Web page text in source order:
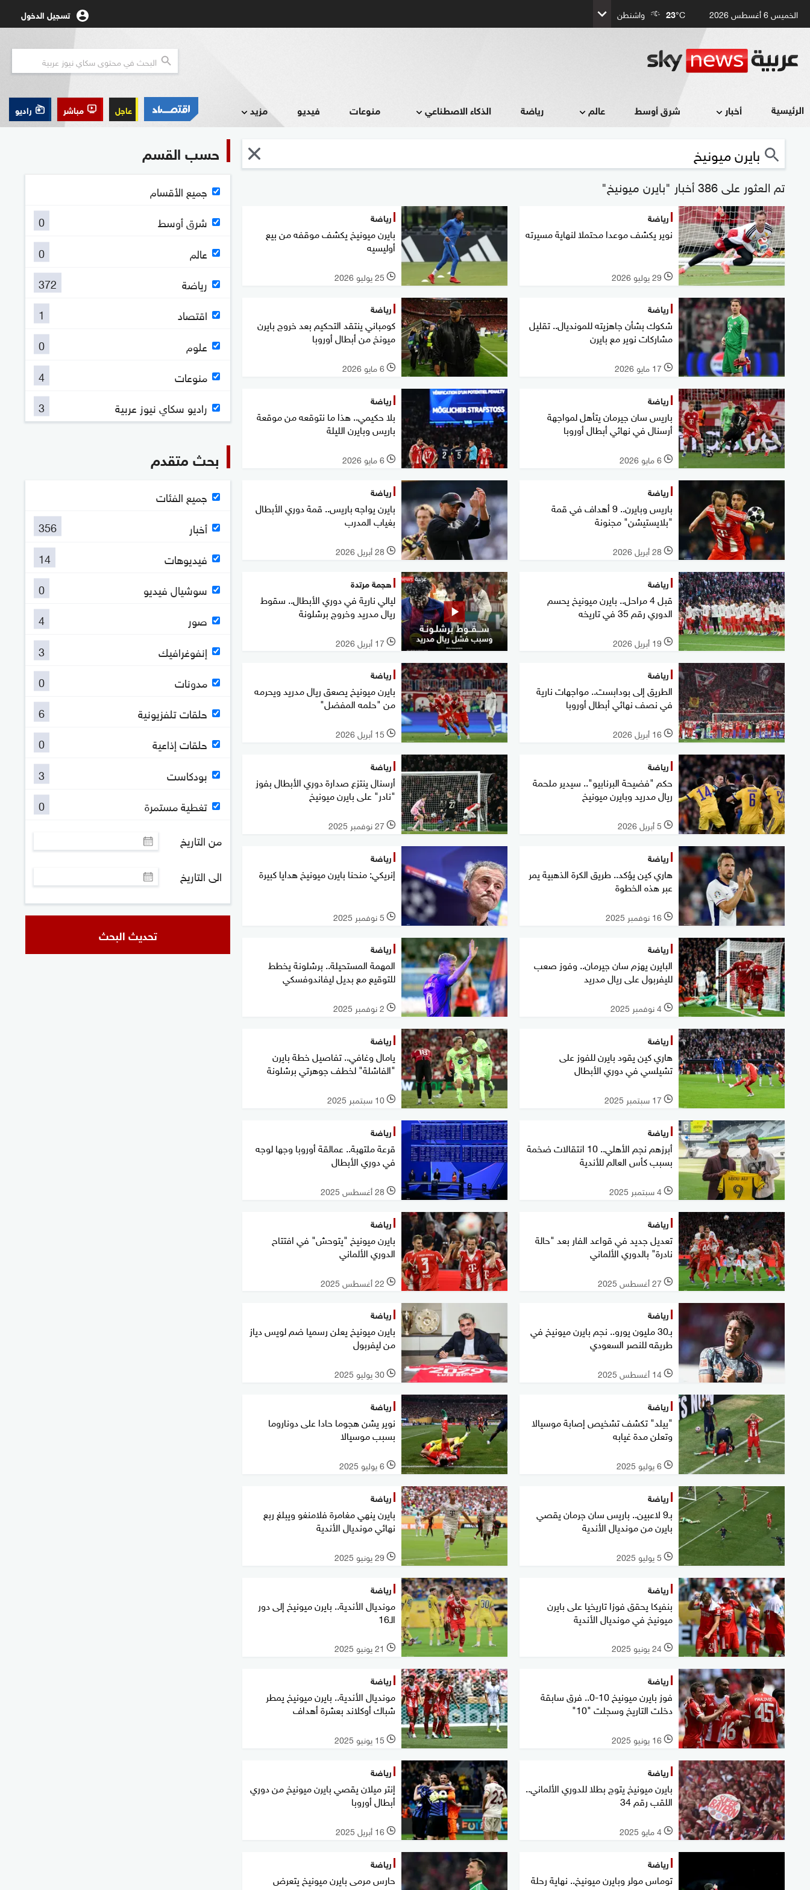
الخميس 6 أغسطس 2026 23°C واشنطن تسجيل الدخول
الرئيسية أخبار شرق أوسط عالم رياضة الذكاء الاصطناعي منوعات فيديو مزيد عاجل مباشر راديو
تم العثور على 386 أخبار "بايرن ميونيخ"
رياضة
نوير يكشف موعدا محتملا لنهاية مسيرته
l 29 يوليو 2026
رياضة
بايرن ميونيخ يكشف موقفه من بيع
أوليسيه
l 25 يوليو 2026
رياضة
شكوك بشأن جاهزيته للمونديال.. تقليل
مشاركات نوير مع بايرن
l 17 مايو 2026
رياضة
كومباني ينتقد التحكيم بعد خروج بايرن
ميونخ من أبطال أوروبا
l 6 مايو 2026
رياضة
باريس سان جيرمان يتأهل لمواجهة
أرسنال في نهائي أبطال أوروبا
l 6 مايو 2026
رياضة
بلا حكيمي.. هذا ما نتوقعه من موقعة
باريس وبايرن الليلة
l 6 مايو 2026
رياضة
باريس وبايرن.. 9 أهداف في قمة
"بلايستيشن" مجنونة
l 28 أبريل 2026
رياضة
بايرن يواجه باريس.. قمة دوري الأبطال
بغياب المدرب
l 28 أبريل 2026
رياضة
قبل 4 مراحل.. بايرن ميونيخ يحسم
الدوري رقم 35 في تاريخه
l 19 أبريل 2026
هجمة مرتدة
ليالي نارية في دوري الأبطال.. سقوط
ريال مدريد وخروج برشلونة
l 17 أبريل 2026
رياضة
الطريق إلى بودابست.. مواجهات نارية
في نصف نهائي أبطال أوروبا
l 16 أبريل 2026
رياضة
بايرن ميونيخ يصعق ريال مدريد ويحرمه
من "حلمه المفضل"
l 15 أبريل 2026
رياضة
حكم "فضيحة البرنابيو".. سيدير ملحمة
ريال مدريد وبايرن ميونيخ
l 5 أبريل 2026
رياضة
أرسنال ينتزع صدارة دوري الأبطال بفوز
"نادر" على بايرن ميونيخ
l 27 نوفمبر 2025
رياضة
هاري كين يؤكد.. طريق الكرة الذهبية يمر
عبر هذه الخطوة
l 16 نوفمبر 2025
رياضة
إنريكي: منحنا بايرن ميونيخ هدايا كبيرة
l 5 نوفمبر 2025
رياضة
البايرن يهزم سان جيرمان.. وفوز صعب
لليفربول على ريال مدريد
l 4 نوفمبر 2025
رياضة
المهمة المستحيلة.. برشلونة يخطط
للتوقيع مع بديل ليفاندوفسكي
l 2 نوفمبر 2025
رياضة
هاري كين يقود بايرن للفوز على
تشيلسي في دوري الأبطال
l 17 سبتمبر 2025
رياضة
يامال وغافي.. تفاصيل خطة بايرن
"الفاشلة" لخطف جوهرتي برشلونة
l 10 سبتمبر 2025
رياضة
أبرزهم نجم الأهلي.. 10 انتقالات ضخمة
بسبب كأس العالم للأندية
l 4 سبتمبر 2025
رياضة
قرعة ملتهبة.. عمالقة أوروبا وجها لوجه
في دوري الأبطال
l 28 أغسطس 2025
رياضة
تعديل جديد في قواعد الفار بعد "حالة
نادرة" بالدوري الألماني
l 27 أغسطس 2025
رياضة
بايرن ميونيخ "يتوحش" في افتتاح
الدوري الألماني
l 22 أغسطس 2025
رياضة
بـ30 مليون يورو.. نجم بايرن ميونيخ في
طريقه للنصر السعودي
l 14 أغسطس 2025
رياضة
بايرن ميونيخ يعلن رسميا ضم لويس دياز
من ليفربول
l 30 يوليو 2025
رياضة
"بيلد" تكشف تشخيص إصابة موسيالا
وتعلن مدة غيابه
l 6 يوليو 2025
رياضة
نوير يشن هجوما حادا على دوناروما
بسبب موسيالا
l 6 يوليو 2025
رياضة
بـ9 لاعبين.. باريس سان جرمان يقصي
بايرن من مونديال الأندية
l 5 يوليو 2025
رياضة
بايرن ينهي مغامرة فلامنغو ويبلغ ربع
نهائي مونديال الأندية
l 29 يونيو 2025
رياضة
بنفيكا يحقق فوزا تاريخيا على بايرن
ميونيخ في مونديال الأندية
l 24 يونيو 2025
رياضة
مونديال الأندية.. بايرن ميونيخ إلى دور
الـ16
l 21 يونيو 2025
رياضة
فوز بايرن ميونيخ 10-0.. فرق سابقة
دخلت التاريخ وسجلت "10"
l 16 يونيو 2025
رياضة
مونديال الأندية.. بايرن ميونيخ يمطر
شباك أوكلاند بعشرة أهداف
l 15 يونيو 2025
رياضة
بايرن ميونيخ يتوج بطلا للدوري الألماني..
اللقب رقم 34
l 4 مايو 2025
رياضة
إنتر ميلان يقصي بايرن ميونيخ من دوري
أبطال أوروبا
l 16 أبريل 2025
رياضة
توماس مولر وبايرن ميونيخ.. نهاية رحلة
رياضة
حارس مرمى بايرن ميونيخ يتعرض
حسب القسم
جميع الأقسام
شرق أوسط
0
عالم
0
رياضة
372
اقتصاد
1
علوم
0
منوعات
4
راديو سكاي نيوز عربية
3
بحث متقدم
جميع الفئات
أخبار
356
فيديوهات
14
سوشيال فيديو
0
صور
4
إنفوغرافيك
3
مدونات
0
حلقات تلفزيونية
6
حلقات إذاعية
0
بودكاست
3
تغطية مستمرة
0
من التاريخ
الى التاريخ
تحديث البحث